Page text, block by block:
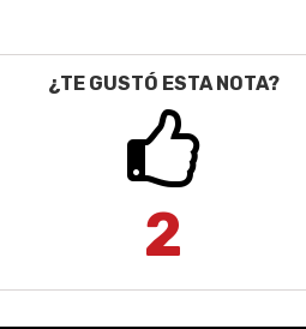
¿TE GUSTÓ ESTA NOTA?
2